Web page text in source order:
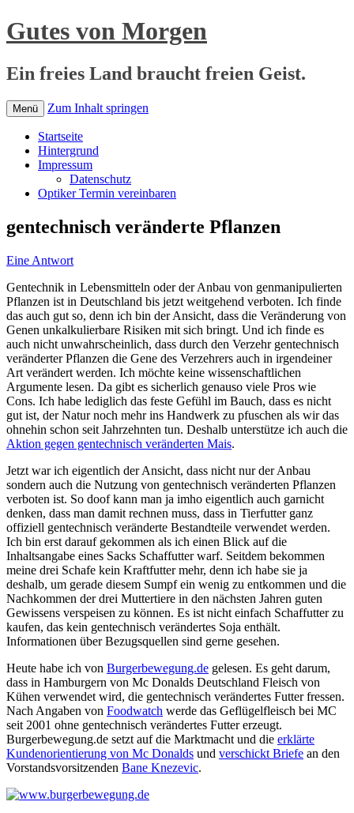
Gutes von Morgen
Ein freies Land braucht freien Geist.
Menü Zum Inhalt springen
Startseite
Hintergrund
Impressum
Datenschutz
Optiker Termin vereinbaren
gentechnisch veränderte Pflanzen
Eine Antwort
Gentechnik in Lebensmitteln oder der Anbau von genmanipulierten
Pflanzen ist in Deutschland bis jetzt weitgehend verboten. Ich finde
das auch gut so, denn ich bin der Ansicht, dass die Veränderung von
Genen unkalkulierbare Risiken mit sich bringt. Und ich finde es
auch nicht unwahrscheinlich, dass durch den Verzehr gentechnisch
veränderter Pflanzen die Gene des Verzehrers auch in irgendeiner
Art verändert werden. Ich möchte keine wissenschaftlichen
Argumente lesen. Da gibt es sicherlich genauso viele Pros wie
Cons. Ich habe lediglich das feste Gefühl im Bauch, dass es nicht
gut ist, der Natur noch mehr ins Handwerk zu pfuschen als wir das
ohnehin schon seit Jahrzehnten tun. Deshalb unterstütze ich auch die
Aktion gegen gentechnisch veränderten Mais.
Jetzt war ich eigentlich der Ansicht, dass nicht nur der Anbau
sondern auch die Nutzung von gentechnisch veränderten Pflanzen
verboten ist. So doof kann man ja imho eigentlich auch garnicht
denken, dass man damit rechnen muss, dass in Tierfutter ganz
offiziell gentechnisch veränderte Bestandteile verwendet werden.
Ich bin erst darauf gekommen als ich einen Blick auf die
Inhaltsangabe eines Sacks Schaffutter warf. Seitdem bekommen
meine drei Schafe kein Kraftfutter mehr, denn ich habe sie ja
deshalb, um gerade diesem Sumpf ein wenig zu entkommen und die
Nachkommen der drei Muttertiere in den nächsten Jahren guten
Gewissens verspeisen zu können. Es ist nicht einfach Schaffutter zu
kaufen, das kein gentechnisch verändertes Soja enthält.
Informationen über Bezugsquellen sind gerne gesehen.
Heute habe ich von Burgerbewegung.de gelesen. Es geht darum,
dass in Hamburgern von Mc Donalds Deutschland Fleisch von
Kühen verwendet wird, die gentechnisch verändertes Futter fressen.
Nach Angaben von Foodwatch werde das Geflügelfleisch bei MC
seit 2001 ohne gentechnisch verändertes Futter erzeugt.
Burgerbewegung.de setzt auf die Marktmacht und die erklärte
Kundenorientierung von Mc Donalds und verschickt Briefe an den
Vorstandsvorsitzenden Bane Knezevic.